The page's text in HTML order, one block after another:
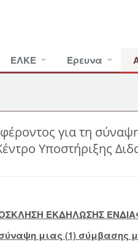
ΕΛΚΕ Έρευνα
για τη
Υποστήριξης
ΕΚΔΗΛΩΣΗΣ
μιας (1) σύμβασης